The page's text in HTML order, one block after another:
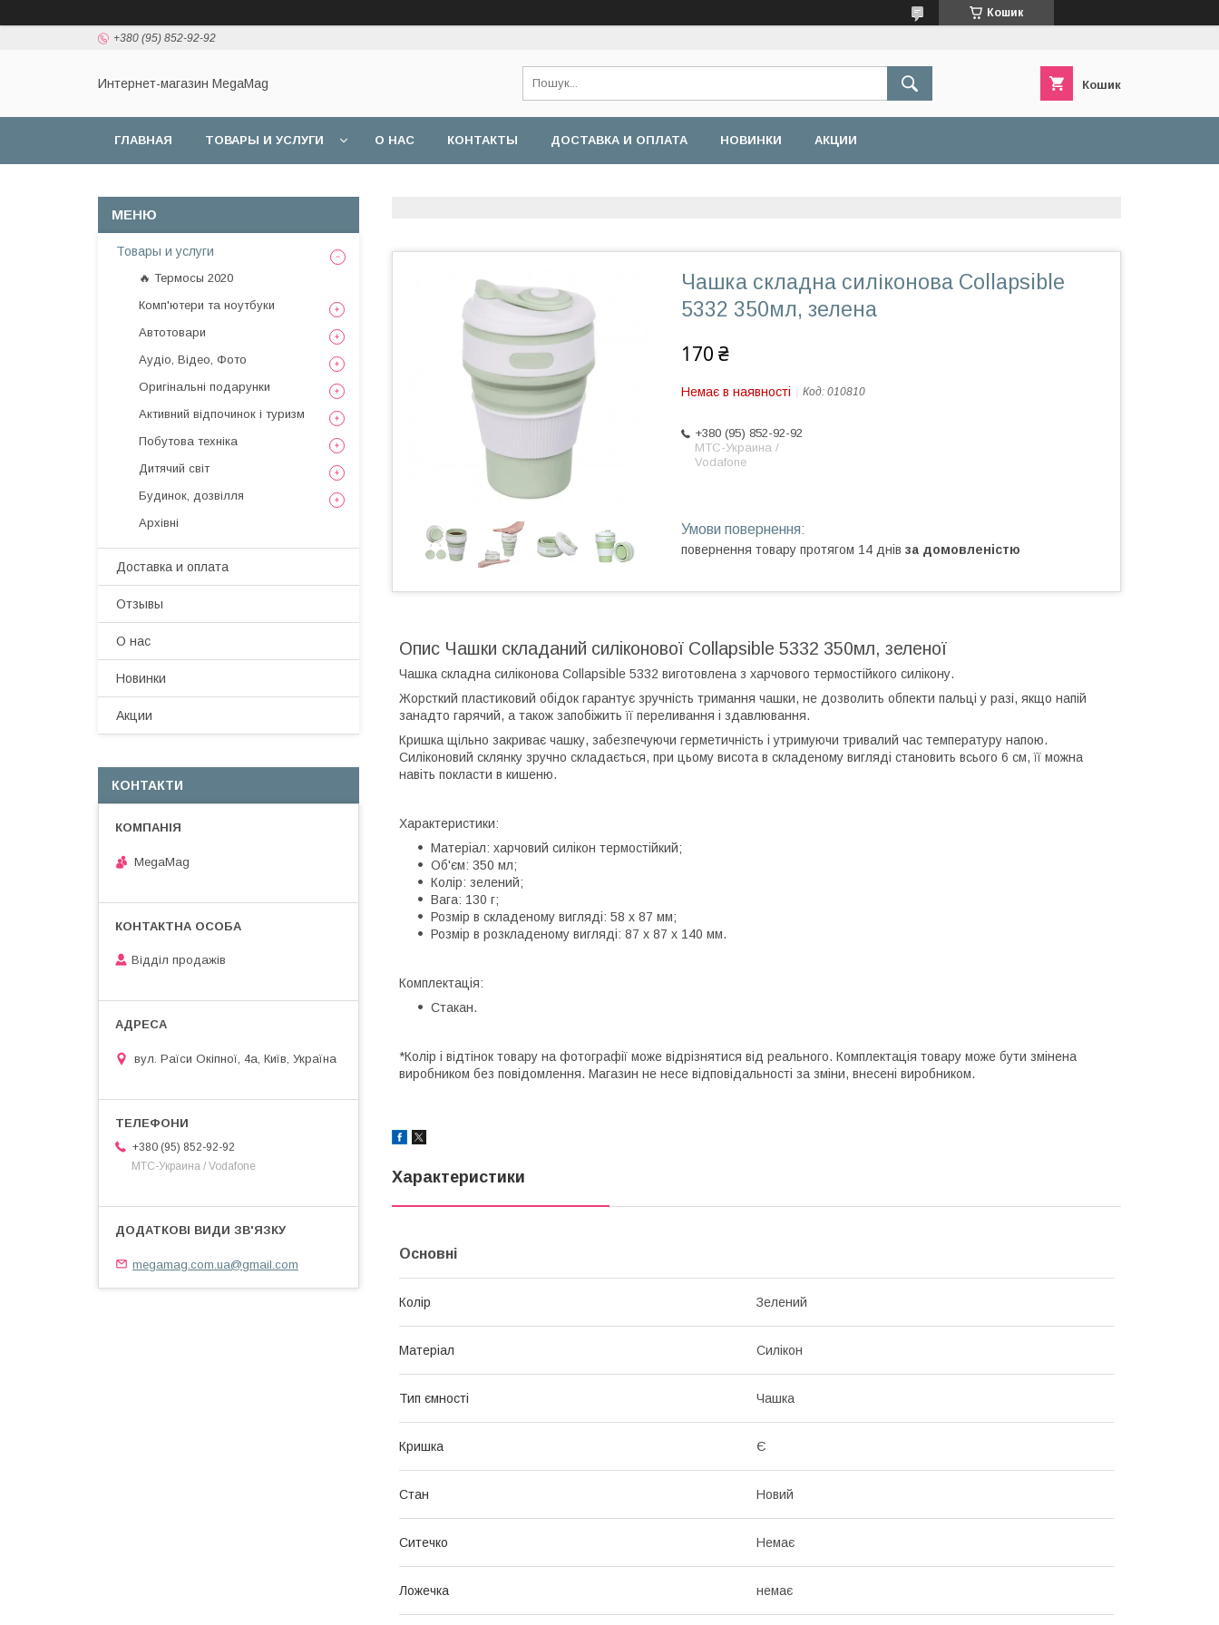
Кошик
+380 (95) 852-92-92
Интернет-магазин MegaMag Кошик
ГЛАВНАЯ ТОВАРЫ И УСЛУГИ О НАС КОНТАКТЫ ДОСТАВКА И ОПЛАТА НОВИНКИ АКЦИИ
Чашка складна силіконова Collapsible
5332 350мл, зелена
170 ₴
Немає в наявності Код: 010810
+380 (95) 852-92-92
МТС-Украина /
Vodafone
повернення товару протягом 14 днів за домовленістю
Опис Чашки складаний силіконової Collapsible 5332 350мл, зеленої
Чашка складна силіконова Collapsible 5332 виготовлена з харчового термостійкого силікону.
Жорсткий пластиковий обідок гарантує зручність тримання чашки, не дозволить обпекти пальці у разі, якщо напій
занадто гарячий, а також запобіжить її переливання і здавлювання.
Кришка щільно закриває чашку, забезпечуючи герметичність і утримуючи тривалий час температуру напою.
Силіконовий склянку зручно складається, при цьому висота в складеному вигляді становить всього 6 см, її можна
навіть покласти в кишеню.
Характеристики:
Матеріал: харчовий силікон термостійкий;
Об'єм: 350 мл;
Колір: зелений;
Вага: 130 г;
Розмір в складеному вигляді: 58 х 87 мм;
Розмір в розкладеному вигляді: 87 х 87 х 140 мм.
Комплектація:
Стакан.
*Колір і відтінок товару на фотографії може відрізнятися від реального. Комплектація товару може бути змінена
виробником без повідомлення. Магазин не несе відповідальності за зміни, внесені виробником.
Характеристики
Основні
Колір Зелений
Матеріал Силікон
Тип ємності Чашка
Кришка Є
Стан Новий
Ситечко Немає
Ложечка немає
Товары и услуги
🔥 Термосы 2020
Комп'ютери та ноутбуки
Автотовари
Аудіо, Відео, Фото
Оригінальні подарунки
Активний відпочинок і туризм
Побутова техніка
Дитячий світ
Будинок, дозвілля
Архівні
Доставка и оплата
Отзывы
О нас
Новинки
Акции
КОНТАКТИ
MegaMag
Відділ продажів
вул. Раїси Окіпної, 4а, Київ, Україна
+380 (95) 852-92-92
МТС-Украина / Vodafone
megamag.com.ua@gmail.com